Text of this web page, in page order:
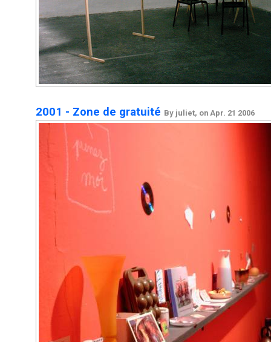
2001 - Zone de gratuité By juliet, on Apr. 21 2006